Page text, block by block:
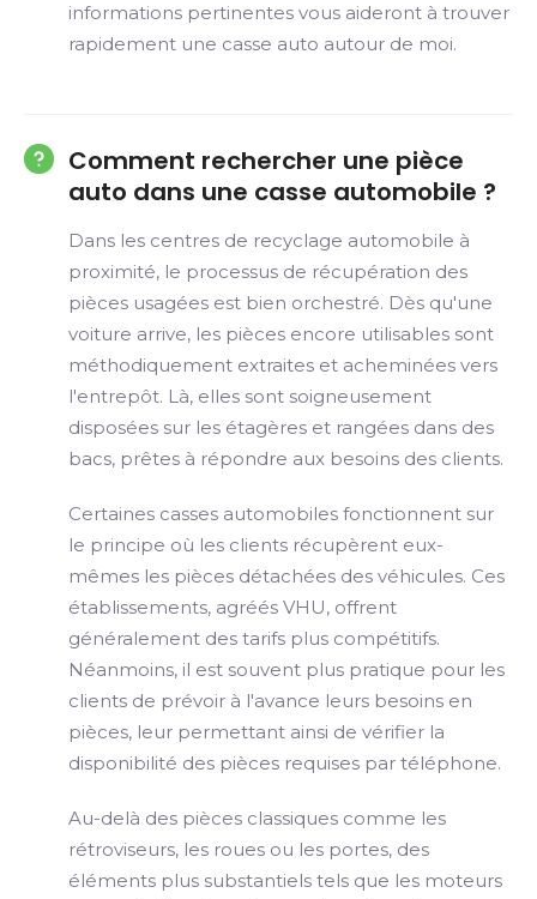
informations pertinentes vous aideront à trouver
rapidement une casse auto autour de moi.
Comment rechercher une pièce
auto dans une casse automobile ?
Dans les centres de recyclage automobile à
proximité, le processus de récupération des
pièces usagées est bien orchestré. Dès qu'une
voiture arrive, les pièces encore utilisables sont
méthodiquement extraites et acheminées vers
l'entrepôt. Là, elles sont soigneusement
disposées sur les étagères et rangées dans des
bacs, prêtes à répondre aux besoins des clients.
Certaines casses automobiles fonctionnent sur
le principe où les clients récupèrent eux-
mêmes les pièces détachées des véhicules. Ces
établissements, agréés VHU, offrent
généralement des tarifs plus compétitifs.
Néanmoins, il est souvent plus pratique pour les
clients de prévoir à l'avance leurs besoins en
pièces, leur permettant ainsi de vérifier la
disponibilité des pièces requises par téléphone.
Au-delà des pièces classiques comme les
rétroviseurs, les roues ou les portes, des
éléments plus substantiels tels que les moteurs